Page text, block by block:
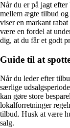
Når du er på jagt
mellem ægte tilbud
viser en markant
være en fordel at
dig, at du får et godt
Guide til at
Når du leder efter
særlige
kan gøre store
lokalforretninger
tilbud. Husk at være
salg.